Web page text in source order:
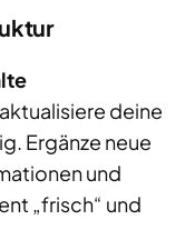
deine
Ergänze neue
und
„frisch“ und